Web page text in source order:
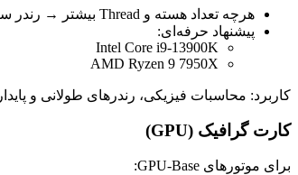
هرچه تعداد هسته و Thread بیشتر → رندر سریع‌تر
پیشنهاد حرفه‌ای:
Intel Core i9‑13900K
AMD Ryzen 9 7950X
کاربرد: محاسبات فیزیکی، رندرهای طولانی و پایدار
کارت گرافیک (GPU)
برای موتورهای GPU‑Base: